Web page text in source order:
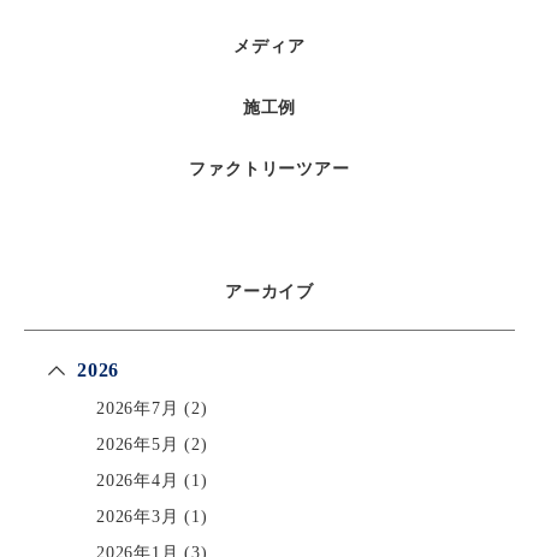
メディア
施工例
ファクトリーツアー
アーカイブ
2026
2026年7月 (2)
2026年5月 (2)
2026年4月 (1)
2026年3月 (1)
2026年1月 (3)